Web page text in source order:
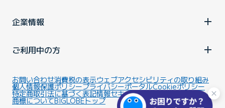
企業情報
ご利用中の方
お問い合わせ消費税の表示ウェブアクセシビリティの取り組み
個人情報保護ポリシープライバシーポータルCookieポリシー
特定商取引法に基づく表記情報セキュリティ基本方針
商標についてBIGLOBEトップ